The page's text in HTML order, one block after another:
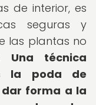
de interior, es
seguras y
las plantas no
Una técnica
la poda de
forma a la